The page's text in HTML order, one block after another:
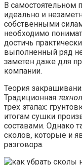
В самостоятельном
идеально и
собственными
необходимо
достичь
выполненный ряд
заметен даже для
компании.
Теория
Традиционная
трёх этапах:
итогам сушки
составами. Однако
сколов, которые и
разговора.